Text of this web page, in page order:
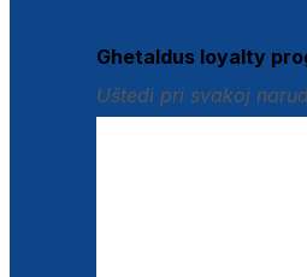
Ghetaldus loyalty
Uštedi pri svakoj